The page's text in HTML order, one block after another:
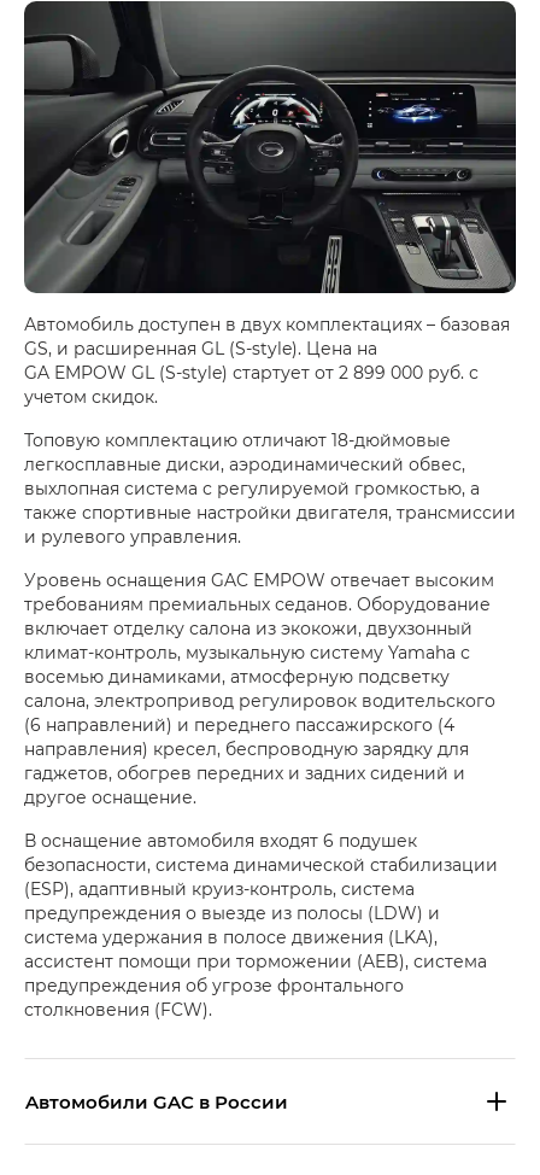
Автомобиль доступен в двух комплектациях – базовая
GS, и расширенная GL (S-style). Цена на
GA EMPOW GL (S-style) стартует от 2 899 000 руб. с
учетом скидок.
Топовую комплектацию отличают 18-дюймовые
легкосплавные диски, аэродинамический обвес,
выхлопная система с регулируемой громкостью, а
также спортивные настройки двигателя, трансмиссии
и рулевого управления.
Уровень оснащения GAC EMPOW отвечает высоким
требованиям премиальных седанов. Оборудование
включает отделку салона из экокожи, двухзонный
климат-контроль, музыкальную систему Yamaha с
восемью динамиками, атмосферную подсветку
салона, электропривод регулировок водительского
(6 направлений) и переднего пассажирского (4
направления) кресел, беспроводную зарядку для
гаджетов, обогрев передних и задних сидений и
другое оснащение.
В оснащение автомобиля входят 6 подушек
безопасности, система динамической стабилизации
(ESP), адаптивный круиз-контроль, система
предупреждения о выезде из полосы (LDW) и
система удержания в полосе движения (LKA),
ассистент помощи при торможении (AEB), система
предупреждения об угрозе фронтального
столкновения (FCW).
Aвтомобили GAC в России